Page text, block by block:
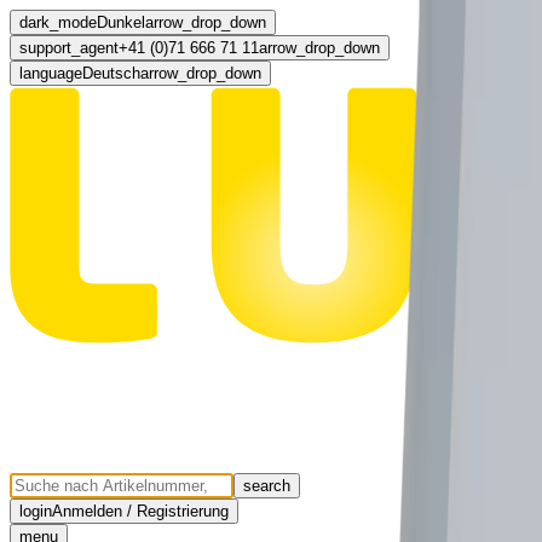
dark_modeDunkel arrow_drop_down
support_agent+41 (0)71 666 71 11arrow_drop_down
languageDeutscharrow_drop_down
search
loginAnmelden / Registrierung
menu